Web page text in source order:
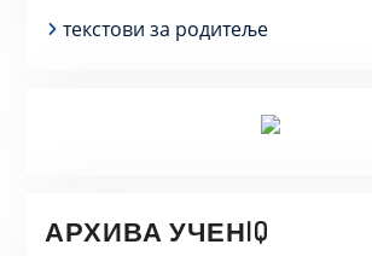
текстови за родитеље
АРХИВА УЧЕНIQ